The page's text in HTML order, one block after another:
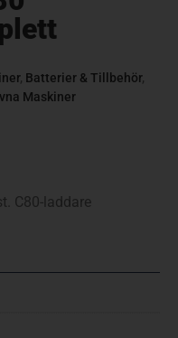
, Batterier & Tillbehör,
Maskiner
C80-laddare